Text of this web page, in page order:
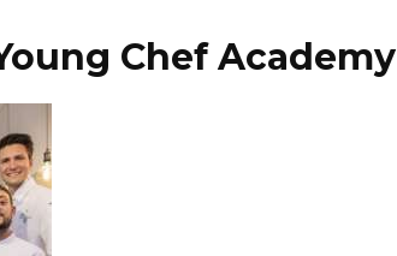
Chef Academy